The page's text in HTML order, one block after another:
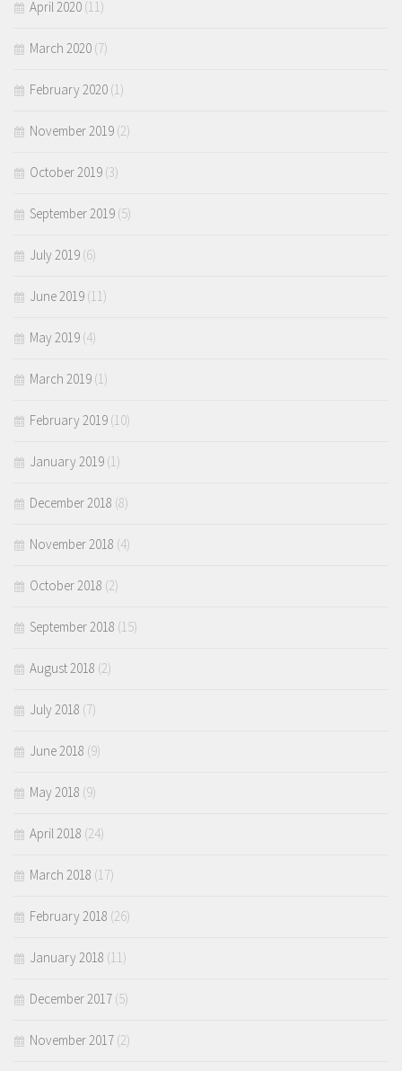
April 2020 (11)
March 2020 (7)
February 2020 (1)
November 2019 (2)
October 2019 (3)
September 2019 (5)
July 2019 (6)
June 2019 (11)
May 2019 (4)
March 2019 (1)
February 2019 (10)
January 2019 (1)
December 2018 (8)
November 2018 (4)
October 2018 (2)
September 2018 (15)
August 2018 (2)
July 2018 (7)
June 2018 (9)
May 2018 (9)
April 2018 (24)
March 2018 (17)
February 2018 (26)
January 2018 (11)
December 2017 (5)
November 2017 (2)